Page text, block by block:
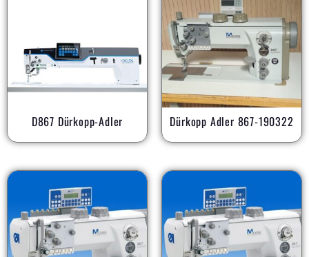
D867 Dürkopp-Adler Dürkopp Adler 867-190322